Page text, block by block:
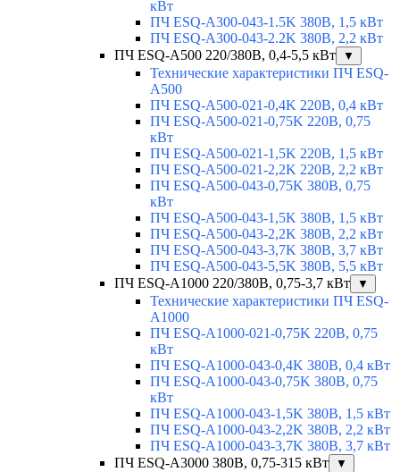
кВт
ПЧ ESQ-A300-043-1.5K 380В, 1,5 кВт
ПЧ ESQ-A300-043-2.2K 380В, 2,2 кВт
ПЧ ESQ-A500 220/380В, 0,4-5,5 кВт
▼
Технические характеристики ПЧ ESQ-
A500
ПЧ ESQ-A500-021-0,4K 220В, 0,4 кВт
ПЧ ESQ-A500-021-0,75K 220В, 0,75
кВт
ПЧ ESQ-A500-021-1,5K 220В, 1,5 кВт
ПЧ ESQ-A500-021-2,2K 220В, 2,2 кВт
ПЧ ESQ-A500-043-0,75K 380В, 0,75
кВт
ПЧ ESQ-A500-043-1,5K 380В, 1,5 кВт
ПЧ ESQ-A500-043-2,2K 380В, 2,2 кВт
ПЧ ESQ-A500-043-3,7K 380В, 3,7 кВт
ПЧ ESQ-A500-043-5,5K 380В, 5,5 кВт
ПЧ ESQ-A1000 220/380В, 0,75-3,7 кВт
▼
Технические характеристики ПЧ ESQ-
A1000
ПЧ ESQ-A1000-021-0,75K 220В, 0,75
кВт
ПЧ ESQ-A1000-043-0,4K 380В, 0,4 кВт
ПЧ ESQ-A1000-043-0,75K 380В, 0,75
кВт
ПЧ ESQ-A1000-043-1,5K 380В, 1,5 кВт
ПЧ ESQ-A1000-043-2,2K 380В, 2,2 кВт
ПЧ ESQ-A1000-043-3,7K 380В, 3,7 кВт
ПЧ ESQ-A3000 380В, 0,75-315 кВт
▼